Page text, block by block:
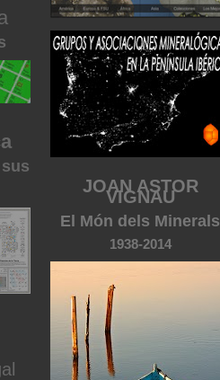
JOAN ASTOR
VIGNAU
El Món dels Minerals
1938-2014